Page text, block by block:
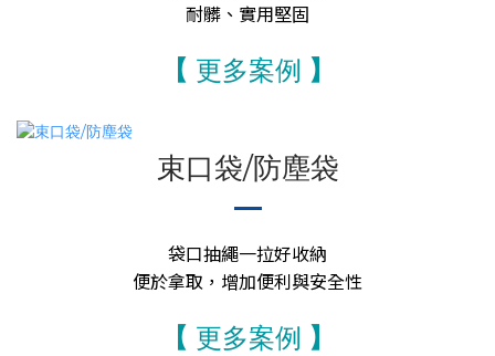
耐髒、實用堅固
【 更多案例 】
束口袋/防塵袋
袋口抽繩一拉好收納
便於拿取，增加便利與安全性
【 更多案例 】